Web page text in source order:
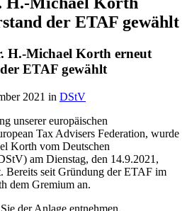
der ETAF gewählt
H.-Michael Korth erneut
ETAF gewählt
2021 in DStV
unserer europäischen
Tax Advisers Federation, wurde
Korth vom Deutschen
am Dienstag, den 14.9.2021,
Bereits seit Gründung der ETAF im
dem Gremium an.
der Anlage entnehmen.